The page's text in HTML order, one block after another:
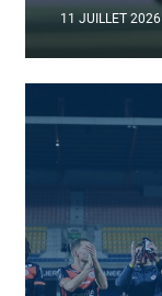
11 JUILLET 2026